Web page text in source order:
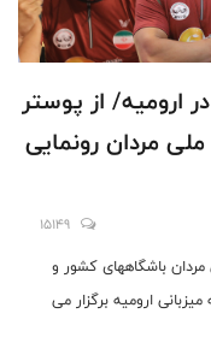
ارومیه/ از پوستر
مردان رونمایی
15149
باشگاههای کشور و
19 لغایت 23 تیرماه به میزبانی ارومیه برگزار می